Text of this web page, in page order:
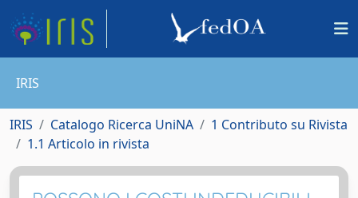
IRIS
IRIS Catalogo Ricerca UniNA
1 Contributo su Rivista
1.1 Articolo in rivista